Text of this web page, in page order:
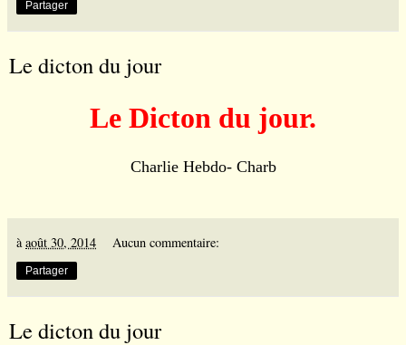
Partager
Le dicton du jour
Le Dicton du jour.
Charlie Hebdo- Charb
àaoût 30, 2014 Aucun commentaire:
Partager
Le dicton du jour